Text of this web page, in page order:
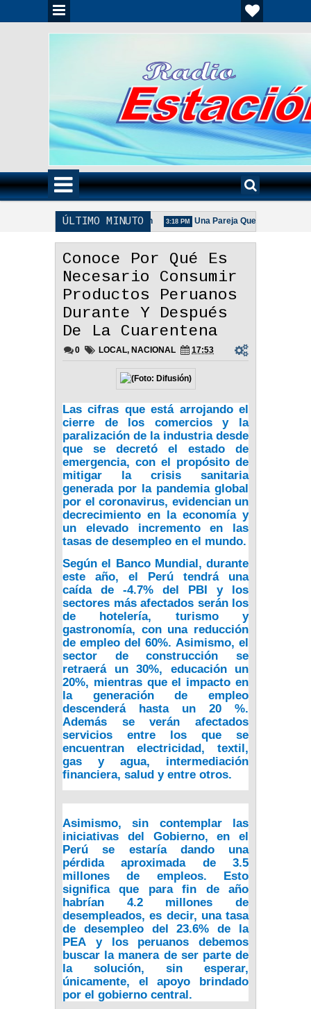
ÚLTIMO MINUTO
Unida Es Importante - Reflexión 3:18 PM Una Pareja Que Ora Unida. -
Conoce Por Qué Es
Necesario Consumir
Productos Peruanos
Durante Y Después
De La Cuarentena
0 LOCAL, NACIONAL 17:53
Las cifras que está arrojando el
cierre de los comercios y la
paralización de la industria desde
que se decretó el
estado de
emergencia, con el propósito de
mitigar la crisis sanitaria
generada por la pandemia global
por el coronavirus, evidencian un
decrecimiento en la economía y
un elevado incremento en las
tasas de desempleo en el mundo.
Según el Banco Mundial, durante
este año,
el Perú tendrá una
caída de -4.7% del PBI y los
sectores más afectados serán los
de hotelería, turismo y
gastronomía, con una reducción
de empleo del 60%. Asimismo, el
sector de construcción se
retraerá un 30%, educación un
20%, mientras que el impacto en
la generación de empleo
descenderá hasta un 20 %.
Además se verán afectados
servicios entre los que se
encuentran electricidad, textil,
gas y agua, intermediación
financiera, salud y entre otros.
Asimismo, sin contemplar las
iniciativas del Gobierno,
en el
Perú se estaría dando una
pérdida aproximada de 3.5
millones de empleos. Esto
significa que para fin de año
habrían 4.2 millones de
desempleados, es decir, una tasa
de desempleo del 23.6% de la
PEA
y los peruanos debemos
buscar la manera de ser parte de
la solución, sin esperar,
únicamente, el apoyo brindado
por el gobierno central.